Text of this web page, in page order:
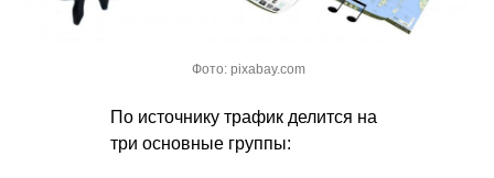
Фото: pixabay.com
По источнику трафик делится на
три основные группы: